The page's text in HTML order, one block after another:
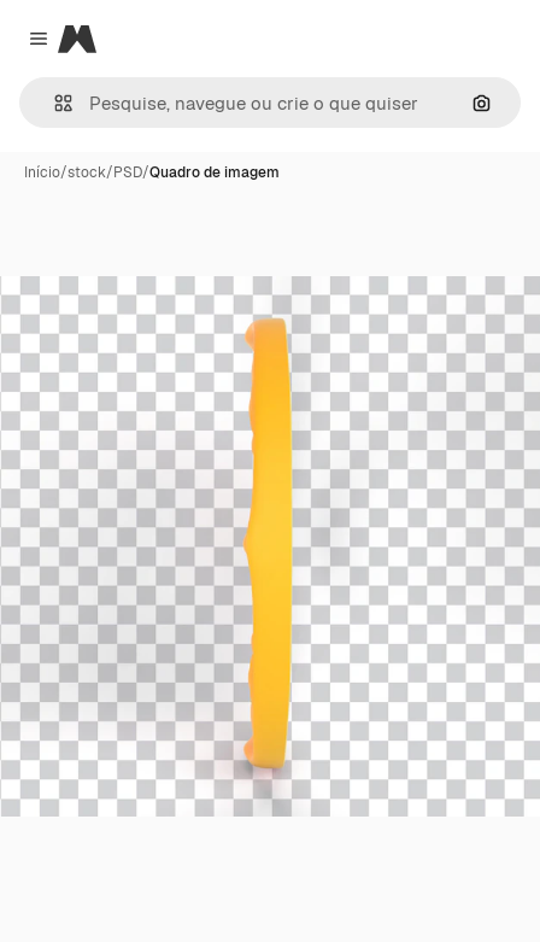
Close menu
Magnific
Início/stock/PSD/Quadro de imagem